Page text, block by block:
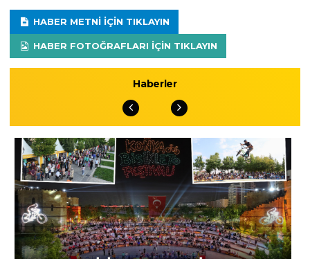
HABER METNI IÇIN TIKLAYIN
HABER FOTOĞRAFLARI IÇIN TIKLAYIN
Haberler